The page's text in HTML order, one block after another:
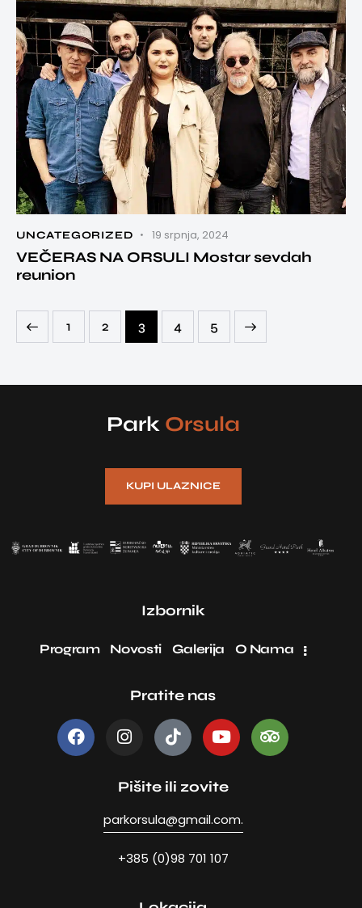
UNCATEGORIZED 19 srpnja, 2024
VEČERAS NA ORSULI Mostar sevdah
reunion
1 2 3 4 5
Park Orsula
KUPI ULAZNICE
Izbornik
Program Novosti Galerija O Nama
Pratite nas
Pišite ili zovite
parkorsula@gmail.com.
+385 (0)98 701 107